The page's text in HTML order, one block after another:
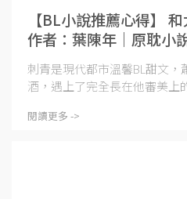
【BL小說推薦心得】
作者：葉陳年｜原耽小
刺青是現代都市溫馨BL甜文，
酒，遇上了完全長在他審美上
閱讀更多 ->